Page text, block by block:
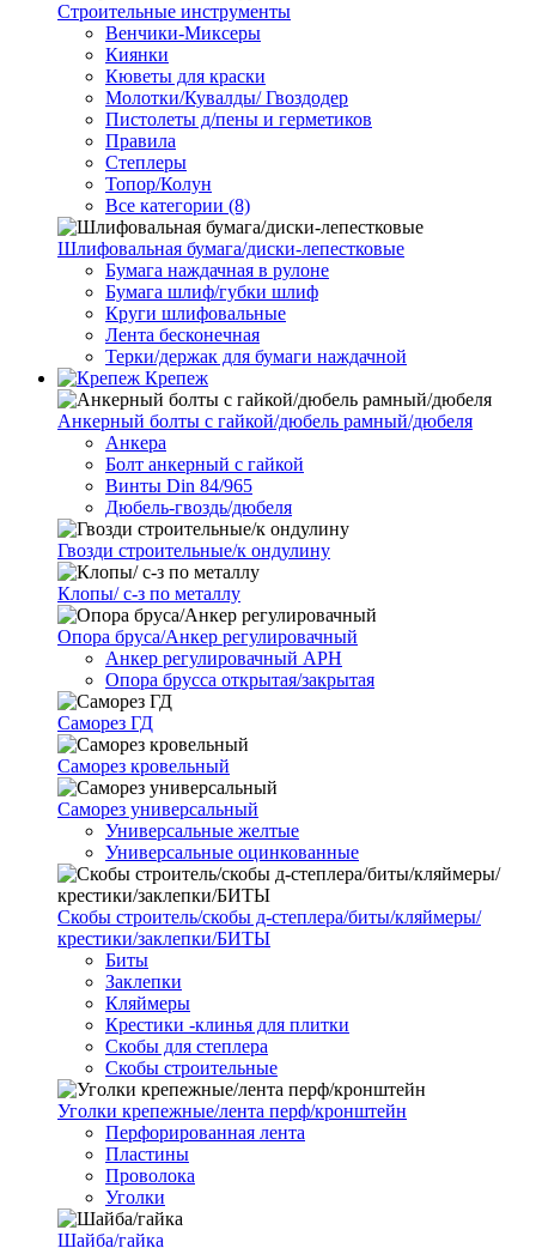
Строительные инструменты
Венчики-Миксеры
Киянки
Кюветы для краски
Молотки/Кувалды/ Гвоздодер
Пистолеты д/пены и герметиков
Правила
Степлеры
Топор/Колун
Все категории (8)
Шлифовальная бумага/диски-лепестковые
Бумага наждачная в рулоне
Бумага шлиф/губки шлиф
Круги шлифовальные
Лента бесконечная
Терки/держак для бумаги наждачной
Крепеж
Анкерный болты с гайкой/дюбель рамный/дюбеля
Анкера
Болт анкерный с гайкой
Винты Din 84/965
Дюбель-гвоздь/дюбеля
Гвозди строительные/к ондулину
Клопы/ с-з по металлу
Опора бруса/Анкер регулировачный
Анкер регулировачный АРН
Опора брусса открытая/закрытая
Саморез ГД
Саморез кровельный
Саморез универсальный
Универсальные желтые
Универсальные оцинкованные
Скобы строитель/скобы д-степлера/биты/кляймеры/
крестики/заклепки/БИТЫ
Биты
Заклепки
Кляймеры
Крестики -клинья для плитки
Скобы для степлера
Скобы строительные
Уголки крепежные/лента перф/кронштейн
Перфорированная лента
Пластины
Проволока
Уголки
Шайба/гайка